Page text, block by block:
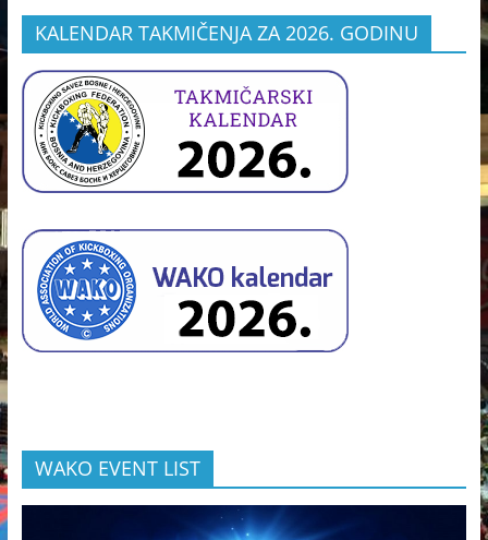
KALENDAR TAKMIČENJA ZA 2026. GODINU
WAKO EVENT LIST